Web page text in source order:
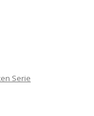
Serie